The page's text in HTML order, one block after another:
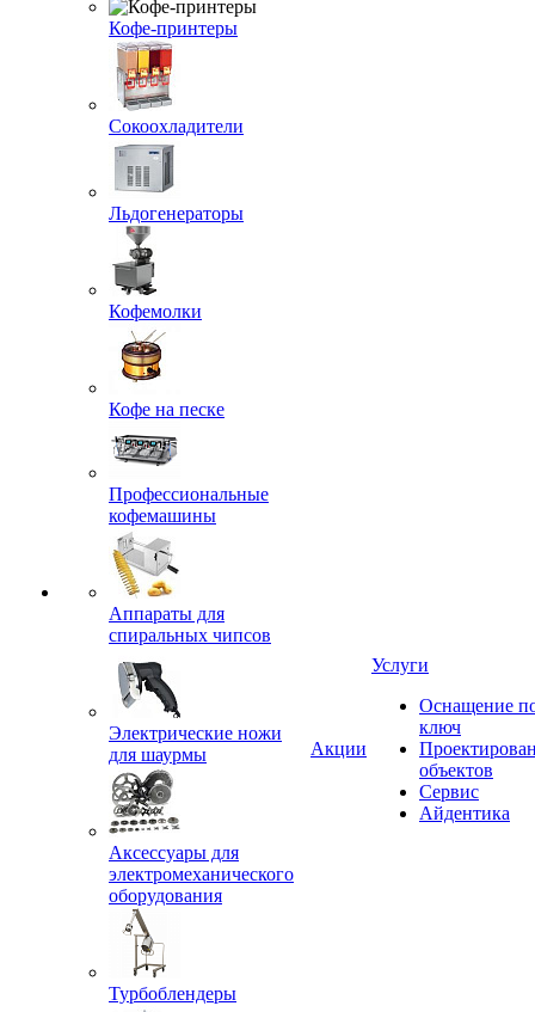
Кофе-принтеры
Сокоохладители
Льдогенераторы
Кофемолки
Кофе на песке
Профессиональные
кофемашины
Аппараты для
спиральных чипсов
Электрические ножи
для шаурмы
Аксессуары для
электромеханического
оборудования
Турбоблендеры
Акции
Услуги
Оснащение
ключ
объектов
Сервис
Айдентика